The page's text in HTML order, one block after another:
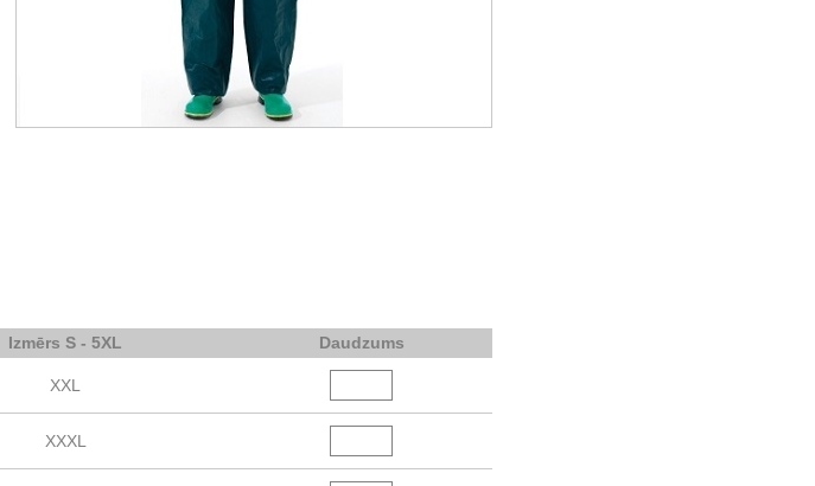
Izmērs S - 5XL Daudzums
XXL
XXXL